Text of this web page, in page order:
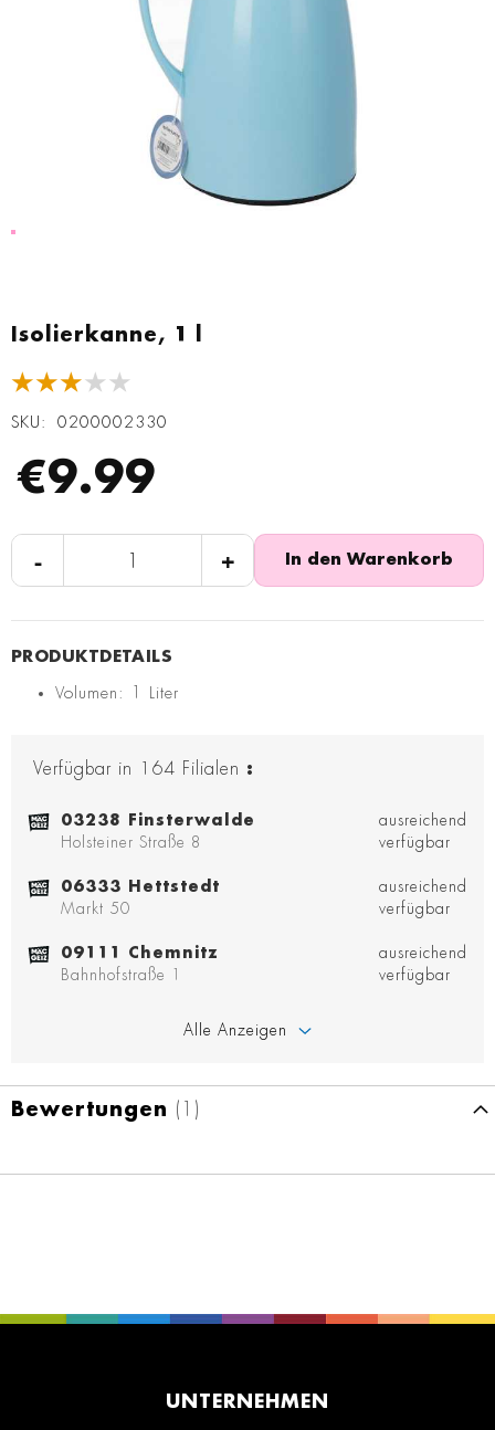
Isolierkanne, 1 l
★★★★★
SKU 0200002330
€9.99
- + In den Warenkorb
Volumen: 1 Liter
Verfügbar in 164 Filialen :
03238 Finsterwalde
Holsteiner Straße 8
ausreichend
verfügbar
06333 Hettstedt
Markt 50
ausreichend
verfügbar
09111 Chemnitz
Bahnhofstraße 1
ausreichend
verfügbar
Alle Anzeigen
Anfang
Bildgalerie
Bewertungen
UNTERNEHMEN